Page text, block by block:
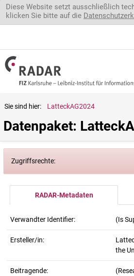
Direkt zum Inhalt
Diese Website setzt ausschließlich
klicken Sie bitte auf die
Sie sind hier: LatteckAG2024
Datenpaket:
Zugriffsrechte:
RADAR-Metadaten
Verwandter Identifier: (Is
Ersteller/in:
the
Beitragende: